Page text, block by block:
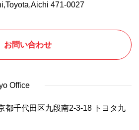
471-0027
お問い合わせ
Office
都千代田区九段南2-3-18 トヨタ九